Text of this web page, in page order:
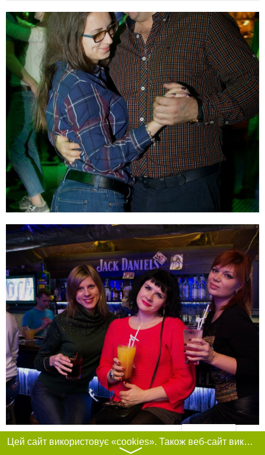
Фільтри
Цей сайт використовує «cookies». Також веб-сайт використовує інтернет-сервіс для збору технічних даних стосовно відвідувачів з метою отримання маркетингової та статистичної інформації. Умови обробки даних відвідувачів сайту див.
〉